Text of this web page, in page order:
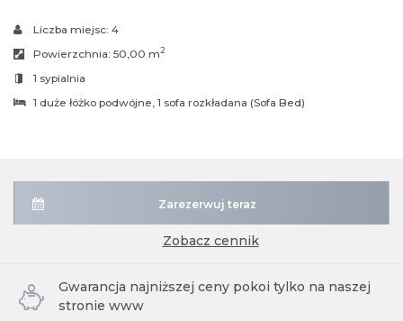
Liczba miejsc: 4
Powierzchnia: 50,00 m2
1 sypialnia
1 duże łóżko podwójne , 1 sofa rozkładana (Sofa Bed)
Zarezerwuj teraz
zobacz cennik
Gwarancja najniższej ceny pokoi tylko na naszej
stronie www